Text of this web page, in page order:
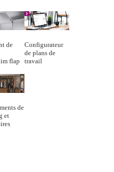
de
flap
Configurateur
de plans de
travail
de
et